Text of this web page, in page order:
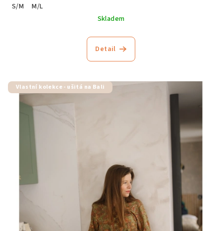
S/M
M/L
Skladem
Detail
Vlastní kolekce - ušitá na Bali